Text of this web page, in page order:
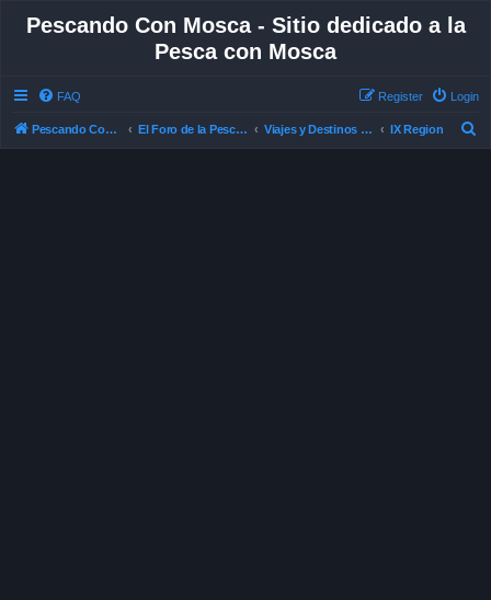
Pescando Con Mosca - Sitio dedicado a la
Pesca con Mosca
FAQ Login
Register
Pescando Con Mosca El Foro de la Pesca con Mosca en Chile Viajes y Destinos de Pesca IX Region